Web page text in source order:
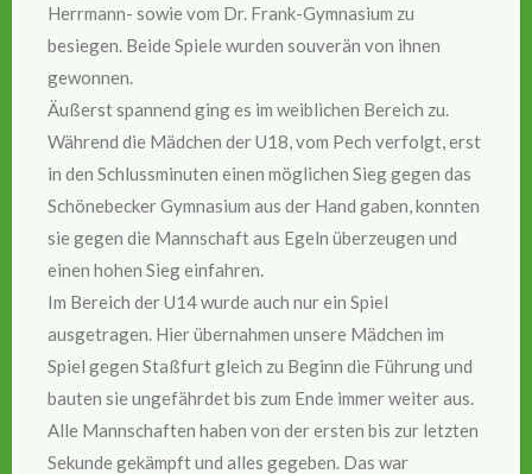
Herrmann- sowie vom Dr. Frank-Gymnasium zu
besiegen. Beide Spiele wurden souverän von ihnen
gewonnen.
Äußerst spannend ging es im weiblichen Bereich zu.
Während die Mädchen der U18, vom Pech verfolgt, erst
in den Schlussminuten einen möglichen Sieg gegen das
Schönebecker Gymnasium aus der Hand gaben, konnten
sie gegen die Mannschaft aus Egeln überzeugen und
einen hohen Sieg einfahren.
Im Bereich der U14 wurde auch nur ein Spiel
ausgetragen. Hier übernahmen unsere Mädchen im
Spiel gegen Staßfurt gleich zu Beginn die Führung und
bauten sie ungefährdet bis zum Ende immer weiter aus.
Alle Mannschaften haben von der ersten bis zur letzten
Sekunde gekämpft und alles gegeben. Das war